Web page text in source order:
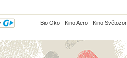
Bio Oko Kino Aero Kino Světozor